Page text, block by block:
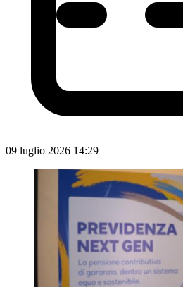
09 luglio 2026 14:29